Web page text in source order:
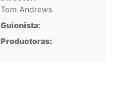
Tom Andrews
Guionista:
Productoras: